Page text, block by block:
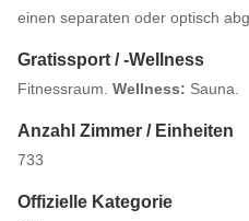
einen separaten oder optisch
Gratissport / -Wellness
Fitnessraum. Wellness: Sauna.
Anzahl Zimmer / Einheiten
733
Offizielle Kategorie